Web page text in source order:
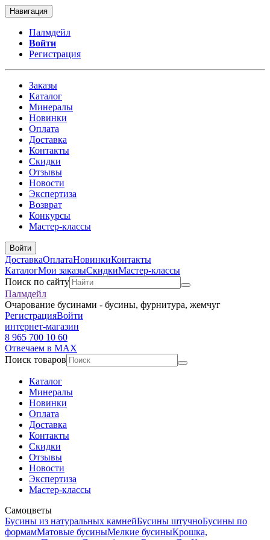
Навигация
Палмдейл
Войти
Регистрация
Заказы
Каталог
Минералы
Новинки
Оплата
Доставка
Контакты
Скидки
Отзывы
Новости
Экспертиза
Возврат
Конкурсы
Мастер-классы
Войти
ДоставкаОплатаНовинкиКонтакты
КаталогМои заказыСкидкиМастер-классы
Поиск по сайту
Палмдейл
Очарование бусинами - бусины, фурнитура, жемчуг
РегистрацияВойти
интернет-магазин
8 965 700 10 60
Отвечаем в MAX
Поиск товаров
Каталог
Минералы
Новинки
Оплата
Доставка
Контакты
Скидки
Отзывы
Новости
Экспертиза
Мастер-классы
Самоцветы
Бусины из натуральных камнейБусины штучноБусины по
формамМатовые бусиныМелкие бусиныКрошка,